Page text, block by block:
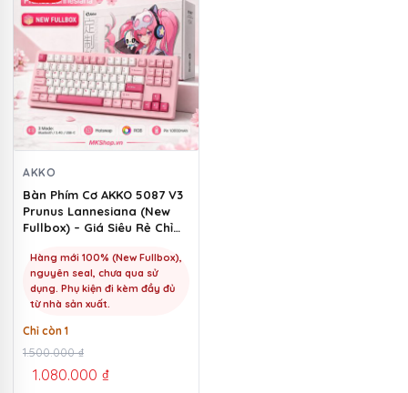
AKKO
Bàn Phím Cơ AKKO 5087 V3
Prunus Lannesiana (New
Fullbox) – Giá Siêu Rẻ Chỉ
Hàng mới 100% (New Fullbox),
nguyên seal, chưa qua sử
dụng. Phụ kiện đi kèm đầy đủ
từ nhà sản xuất.
Chỉ còn 1
1.500.000₫
Giá
gốc
1.080.000 ₫
Giá
hiện